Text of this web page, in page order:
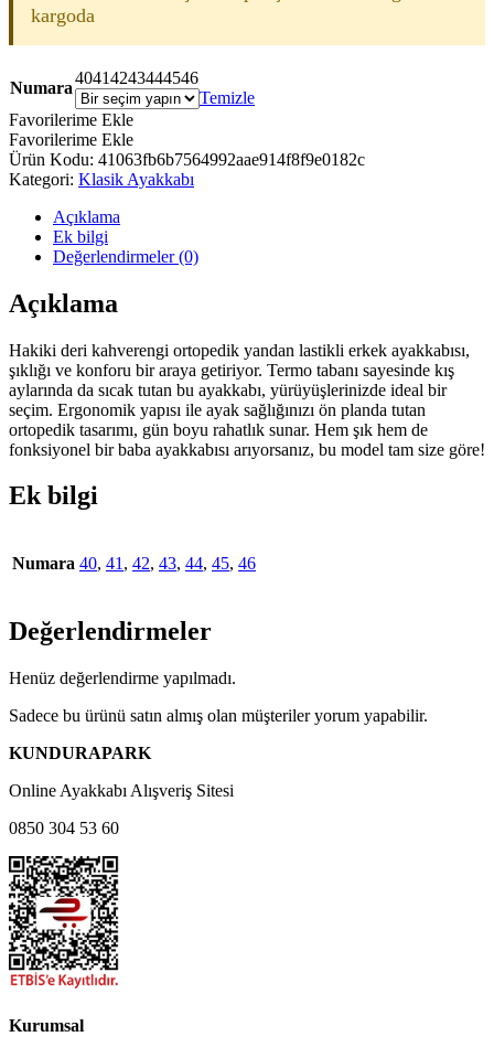
kargoda
Numara
40414243444546
Temizle
Favorilerime Ekle
Favorilerime Ekle
Ürün Kodu: 41063fb6b7564992aae914f8f9e0182c
Kategori: Klasik Ayakkabı
Açıklama
Ek bilgi
Değerlendirmeler (0)
Açıklama
Hakiki deri kahverengi ortopedik yandan lastikli erkek ayakkabısı,
şıklığı ve konforu bir araya getiriyor. Termo tabanı sayesinde kış
aylarında da sıcak tutan bu ayakkabı, yürüyüşlerinizde ideal bir
seçim. Ergonomik yapısı ile ayak sağlığınızı ön planda tutan
ortopedik tasarımı, gün boyu rahatlık sunar. Hem şık hem de
fonksiyonel bir baba ayakkabısı arıyorsanız, bu model tam size göre!
Ek bilgi
Numara 40, 41 , 42, 43, 44, 45, 46
Değerlendirmeler
Henüz değerlendirme yapılmadı.
Sadece bu ürünü satın almış olan müşteriler yorum yapabilir.
KUNDURAPARK
Online Ayakkabı Alışveriş Sitesi
0850 304 53 60
Kurumsal